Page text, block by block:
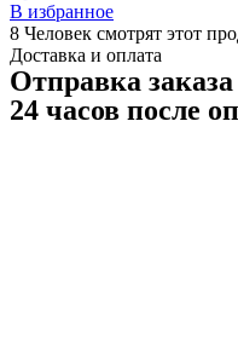
В избранное
8 Человек смотрят этот
Доставка и оплата
Отправка
24 часов после